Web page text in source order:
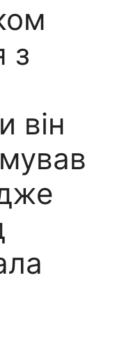
з
він